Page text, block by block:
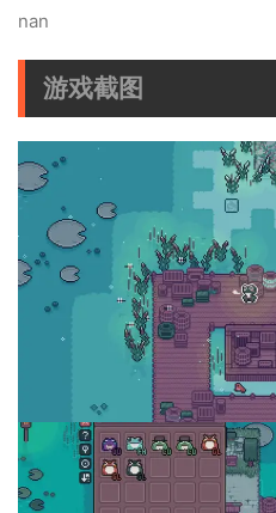
nan
游戏截图